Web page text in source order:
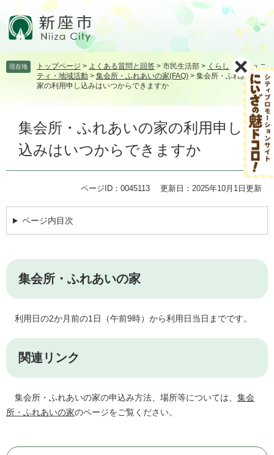
頭飛 現在地 トップページ > よくある質問と回答 > 市民生活部 > くらし >コミュニ
ティ・地域活動 > 集会所・ふれあいの家(FAQ) > 集会所・ふれあいの
家の利用申し込みはいつからできますか
集会所・ふれあいの家の利用申し
込みはいつからできますか
ページID：0045113 更新日：2025年10月1日更新
ページ内目次
集会所・ふれあいの家
利用日の2か月前の1日（午前9時）から利用日当日までです。
関連リンク
集会所・ふれあいの家の申込み方法、場所等については、 集会
所・ふれあいの家のページをご覧ください。